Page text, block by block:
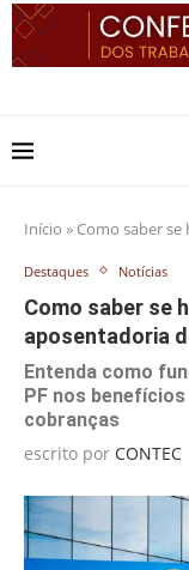
Início » Como saber se
Destaques Notícias
Como saber se
aposentadoria
Entenda como
PF nos
cobranças
escrito por CONTEC